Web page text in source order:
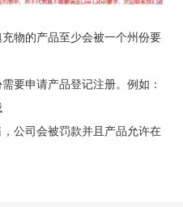
物的产品至少会被一个州份要
要申请产品登记注册。例如：
公司会被罚款并且产品允许在